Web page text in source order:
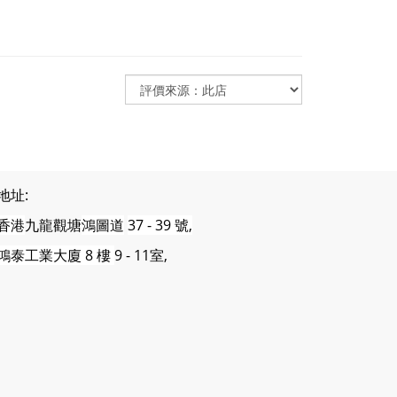
址:
港九龍觀塘鴻圖道 37 - 39 號,
泰工業大廈 8 樓9 - 11室,